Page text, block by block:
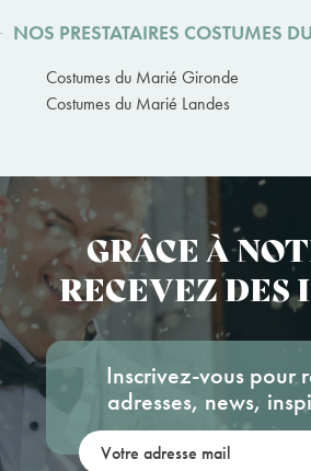
NOS PRESTATAIRES COSTUMES
Costumes du Marié Gironde
Costumes du Marié Landes
GRÂCE À
RECEVEZ DES
Inscrivez-vous pour
adresses, news,
Votre adresse mail: